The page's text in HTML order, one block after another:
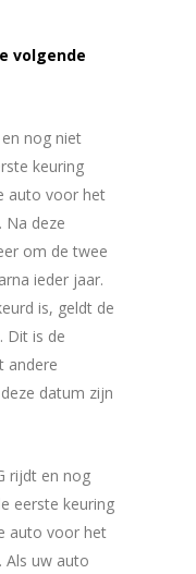
volgende
nog niet
keuring
auto voor het
Na deze
om de twee
ieder jaar.
is, geldt de
Dit is de
andere
datum zijn
rijdt en nog
eerste keuring
auto voor het
Als uw auto